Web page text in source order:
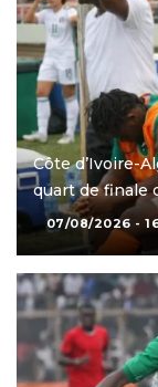
Côte d’Ivoire-
quart de finale
07/08/2026 -